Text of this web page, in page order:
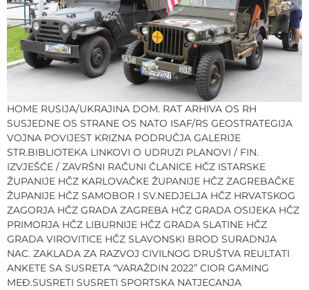
HOME RUSIJA/UKRAJINA DOM. RAT ARHIVA OS RH
SUSJEDNE OS STRANE OS NATO ISAF/RS GEOSTRATEGIJA
VOJNA POVIJEST KRIZNA PODRUČJA GALERIJE
STR.BIBLIOTEKA LINKOVI O UDRUZI PLANOVI / FIN.
IZVJEŠĆE / ZAVRŠNI RAČUNI ČLANICE HČZ ISTARSKE
ŽUPANIJE HČZ KARLOVAČKE ŽUPANIJE HČZ ZAGREBAČKE
ŽUPANIJE HČZ SAMOBOR I SV.NEDJELJA HČZ HRVATSKOG
ZAGORJA HČZ GRADA ZAGREBA HČZ GRADA OSIJEKA HČZ
PRIMORJA HČZ LIBURNIJE HČZ GRADA SLATINE HČZ
GRADA VIROVITICE HČZ SLAVONSKI BROD SURADNJA
NAC. ZAKLADA ZA RAZVOJ CIVILNOG DRUŠTVA REULTATI
ANKETE SA SUSRETA “VARAŽDIN 2022” CIOR GAMING
MEĐ.SUSRETI SUSRETI SPORTSKA NATJECANJA